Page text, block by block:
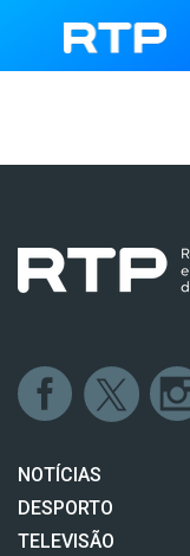
NOTÍCIAS
DESPORTO
TELEVISÃO